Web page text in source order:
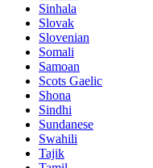
Sinhala
Slovak
Slovenian
Somali
Samoan
Scots Gaelic
Shona
Sindhi
Sundanese
Swahili
Tajik